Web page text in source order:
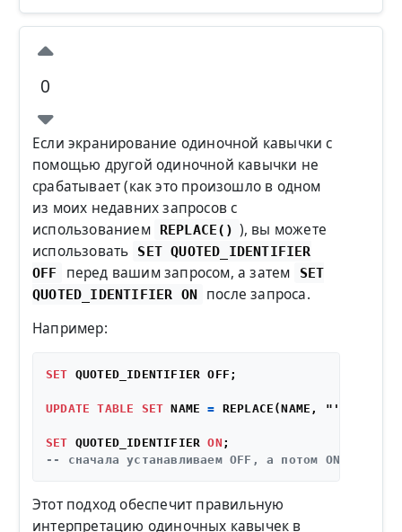
0
Если экранирование одиночной кавычки с
помощью другой одиночной кавычки не
срабатывает (как это произошло в одном
из моих недавних запросов с
использованием
REPLACE() ), вы можете
использовать
SET QUOTED_IDENTIFIER
OFF
перед вашим запросом, а затем
SET
QUOTED_IDENTIFIER ON
после запроса.
Например:
SET QUOTED_IDENTIFIER OFF;
UPDATE TABLE SET NAME = REPLACE(NAME, "'S",
SET QUOTED_IDENTIFIER ON
-- сначала устанавливаем OFF, а потом ON
Этот подход обеспечит правильную
интерпретацию одиночных кавычек в